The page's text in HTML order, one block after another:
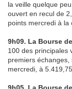
la veille quelque
ouvert en recul de
points mercredi à la
9h09. La Bourse
100 des principales
premiers
mercredi, à